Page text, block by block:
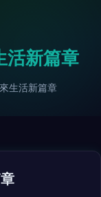
活新篇章
生活新篇章